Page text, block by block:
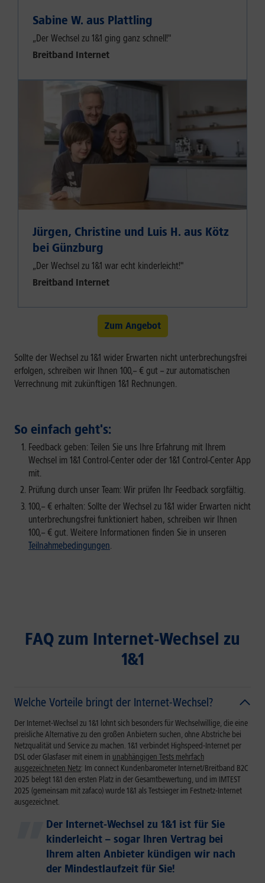
Sabine W. aus Plattling
„Der Wechsel zu 1&1 ging ganz schnell!"
Breitband Internet
Jürgen, Christine und Luis H. aus Kötz
bei Günzburg
„Der Wechsel zu 1&1 war echt kinderleicht!"
Breitband Internet
Zum Angebot
Sollte der Wechsel zu 1&1 wider Erwarten nicht unterbrechungsfrei
erfolgen, schreiben wir Ihnen 100,– € gut – zur automatischen
Verrechnung mit zukünftigen 1&1 Rechnungen.
So einfach geht's:
Feedback geben: Teilen Sie uns Ihre Erfahrung mit Ihrem
Wechsel im 1&1 Control-Center oder der 1&1 Control-Center App
mit.
Prüfung durch unser Team: Wir prüfen Ihr Feedback sorgfältig.
100,– € erhalten: Sollte der Wechsel zu 1&1 wider Erwarten nicht
unterbrechungsfrei funktioniert haben, schreiben wir Ihnen
100,– € gut. Weitere Informationen finden Sie in unseren
Teilnahmebedingungen
FAQ zum Internet-Wechsel zu
1&1
Welche Vorteile bringt der Internet-Wechsel?
Der Internet-Wechsel zu 1&1 lohnt sich besonders für Wechselwillige, die eine
preisliche Alternative zu den großen Anbietern suchen, ohne Abstriche bei
Netzqualität und Service zu machen. 1&1 verbindet Highspeed-Internet per
DSL oder Glasfaser mit einem in unabhängigen Tests mehrfach
ausgezeichneten Netz: Im connect Kundenbarometer Internet/Breitband B2C
2025 belegt 1&1 den ersten Platz in der Gesamtbewertung, und im IMTEST
2025 (gemeinsam mit zafaco) wurde 1&1 als Testsieger im Festnetz-Internet
ausgezeichnet.
Der Internet-Wechsel zu 1&1 ist für Sie
kinderleicht – sogar Ihren Vertrag bei
Ihrem alten Anbieter kündigen wir nach
der Mindestlaufzeit für Sie!